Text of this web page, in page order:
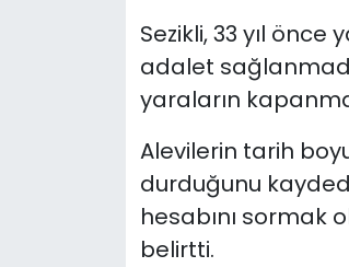
Sezikli, 33 yıl
adalet
yaraların
Alevilerin tarih
durduğunu
hesabını sormak
belirtti.